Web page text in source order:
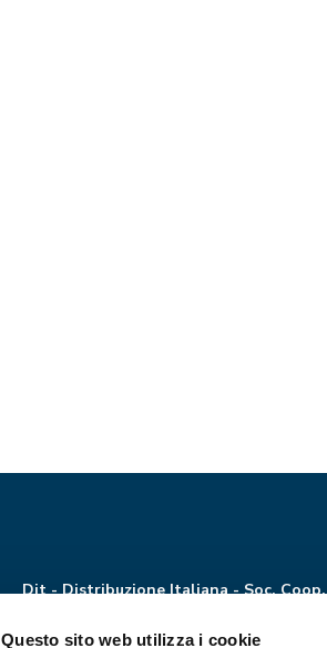
Questo sito web utilizza i cookie
Dit - Distribuzione Italiana - Soc. Coop.
Bologna, Italia